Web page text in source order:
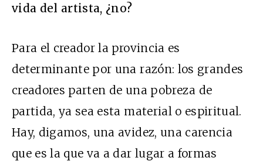
vida del artista, ¿no?
Para el creador la provincia es
determinante por una razón: los grandes
creadores parten de una pobreza de
partida, ya sea esta material o espiritual.
Hay, digamos, una avidez, una carencia
que es la que va a dar lugar a formas